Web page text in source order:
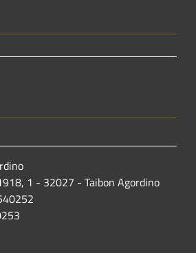
1 - 32027 - Taibon Agordino